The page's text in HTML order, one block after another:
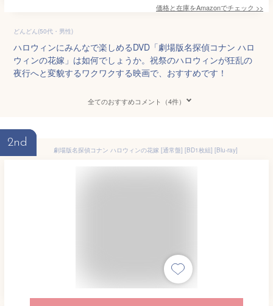
価格と在庫をAmazonでチェック >>
どんどん(50代・男性)
ハロウィンにみんなで楽しめるDVD「劇場版名探偵コナン ハロ
ウィンの花嫁」は如何でしょうか。祝祭のハロウィンが狂乱の
夜行へと変貌するワクワクする映画で、おすすめです！
全てのおすすめコメント（4件）
2nd
劇場版名探偵コナン ハロウィンの花嫁 [通常盤] [BD1枚組] [Blu-ray]